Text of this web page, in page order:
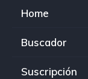
Home
Buscador
Suscripción